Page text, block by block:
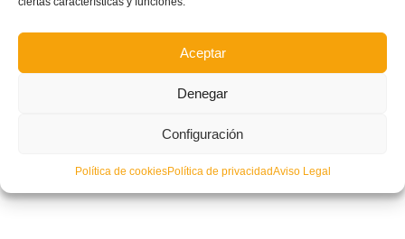
Aceptar
Denegar
Configuración
Política de cookiesPolítica de privacidadAviso Legal